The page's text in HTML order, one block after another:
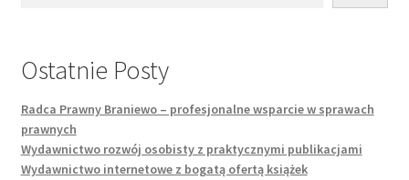
Ostatnie Posty
Radca Prawny Braniewo – profesjonalne wsparcie w sprawach
prawnych
Wydawnictwo rozwój osobisty z praktycznymi publikacjami
Wydawnictwo internetowe z bogatą ofertą książek